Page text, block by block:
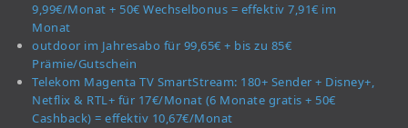
9,99€/Monat + 50€ Wechselbonus = effektiv 7,91€ im
Monat
outdoor im Jahresabo für 99,65€ + bis zu 85€
Prämie/Gutschein
Telekom Magenta TV SmartStream: 180+ Sender + Disney+,
Netflix & RTL+ für 17€/Monat (6 Monate gratis + 50€
Cashback) = effektiv 10,67€/Monat